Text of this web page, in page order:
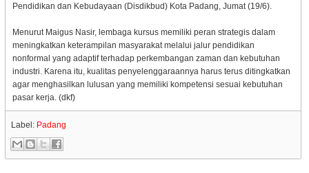
Pendidikan dan Kebudayaan (Disdikbud) Kota Padang, Jumat (19/6).
Menurut Maigus Nasir, lembaga kursus memiliki peran strategis dalam
meningkatkan keterampilan masyarakat melalui jalur pendidikan
nonformal yang adaptif terhadap perkembangan zaman dan kebutuhan
industri. Karena itu, kualitas penyelenggaraannya harus terus ditingkatkan
agar menghasilkan lulusan yang memiliki kompetensi sesuai kebutuhan
pasar kerja. (dkf)
Label: Padang